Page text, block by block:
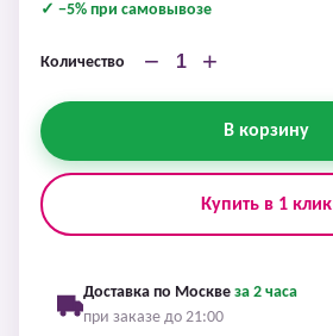
✓ −5% при самовывозе
Количество − +
В корзину
Купить в 1 клик
Доставка по Москве за 2 часа
при заказе до 21:00